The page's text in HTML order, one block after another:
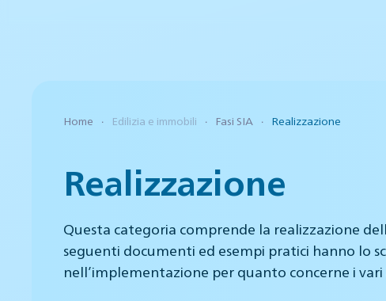
Home Edilizia e immobili Fasi SIA Realizzazione
Realizzazione
Questa categoria comprende la realizzazione
seguenti documenti ed esempi pratici hanno lo
nell’implementazione per quanto concerne i